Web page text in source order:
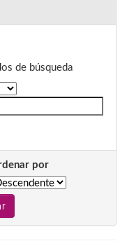
de búsqueda
por